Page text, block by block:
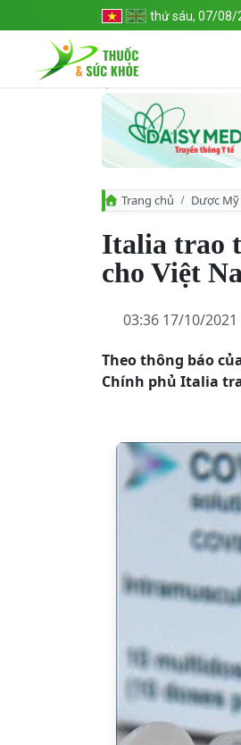
thứ sáu, 07/08/
Trang chủ Dược
Italia trao
cho Việt
03:36 17/10/2021
Theo thông báo
Chính phủ Italia